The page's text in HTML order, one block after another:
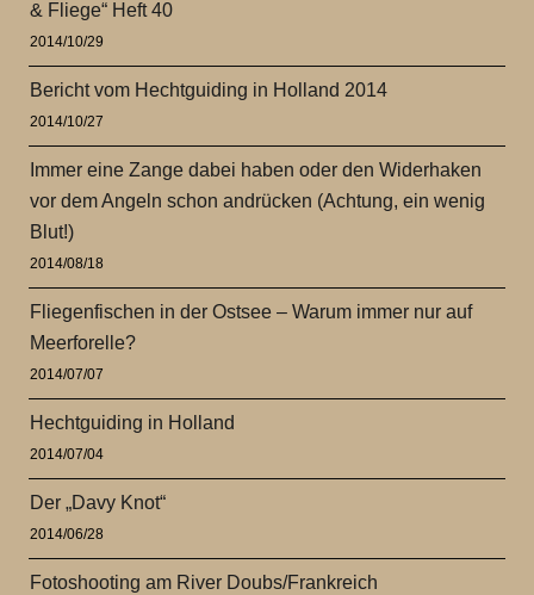
& Fliege“ Heft 40
2014/10/29
Bericht vom Hechtguiding in Holland 2014
2014/10/27
Immer eine Zange dabei haben oder den Widerhaken
vor dem Angeln schon andrücken (Achtung, ein wenig
Blut!)
2014/08/18
Fliegenfischen in der Ostsee – Warum immer nur auf
Meerforelle?
2014/07/07
Hechtguiding in Holland
2014/07/04
Der „Davy Knot“
2014/06/28
Fotoshooting am River Doubs/Frankreich